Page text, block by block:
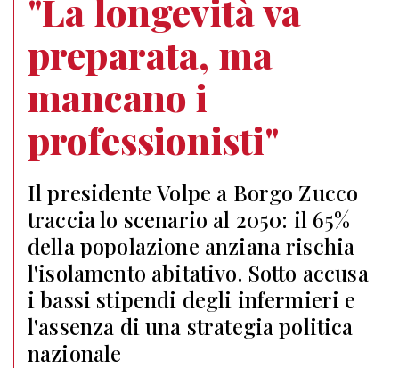
"La longevità va
preparata, ma
mancano i
professionisti"
Il presidente Volpe a Borgo Zucco
traccia lo scenario al 2050: il 65%
della popolazione anziana rischia
l'isolamento abitativo. Sotto accusa
i bassi stipendi degli infermieri e
l'assenza di una strategia politica
nazionale